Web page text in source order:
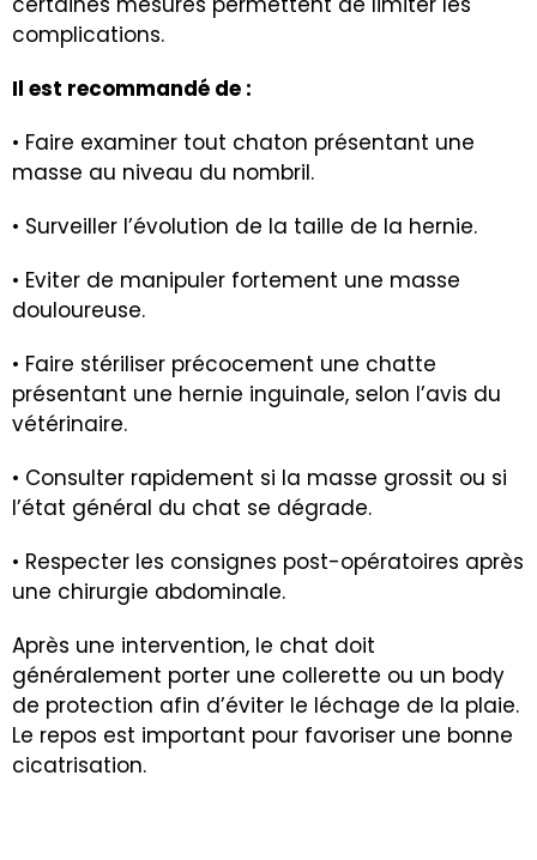
complications.
Il est recommandé de :
• Faire examiner tout chaton présentant une
masse au niveau du nombril.
• Surveiller l’évolution de la taille de la hernie.
• Eviter de manipuler fortement une masse
douloureuse.
• Faire stériliser précocement une chatte
présentant une hernie inguinale, selon l’avis du
vétérinaire.
• Consulter rapidement si la masse grossit ou si
l’état général du chat se dégrade.
• Respecter les consignes post-opératoires après
une chirurgie abdominale.
Après une intervention, le chat doit
généralement porter une collerette ou un body
de protection afin d’éviter le léchage de la plaie.
Le repos est important pour favoriser une bonne
cicatrisation.